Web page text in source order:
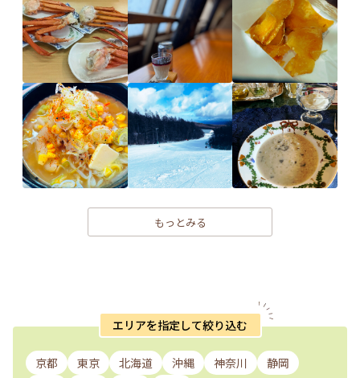
もっとみる
エリアを指定して絞り込む
京都 東京 北海道 沖縄 神奈川
静岡